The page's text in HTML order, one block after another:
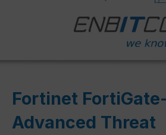
Fortinet
Advanced Threat